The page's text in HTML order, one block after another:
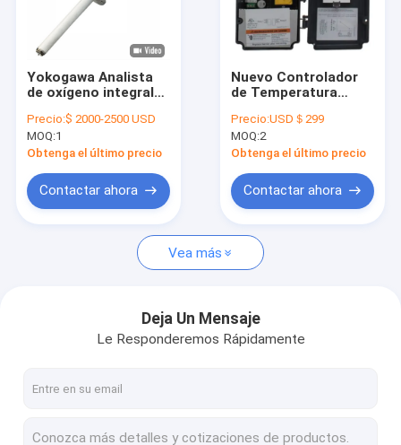
Metro de flujo de la alta exactitud
bomba de agua sumergible
Múltiple del transmisor de presión
Metro llano ultrasónico
Yokogawa Analista
de oxígeno integral
ZR202A Asamblea de
calefacción ZR202A-
100-A-A
Precio:$ 2000-2500 USD
MOQ:1
Obtenga el último precio
Contactar ahora
Nuevo Controlador
de Temperatura
T775B2016 con
Alimentación de 24,
120 o 240 VCA y
Operación de -40 °F a
140 °F Montable en
Precio:USD＄299
MOQ:2
Obtenga el último precio
Contactar ahora
Vea más
Deja Un Mensaje
Le Responderemos Rápidamente